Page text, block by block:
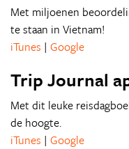
Met miljoenen
te staan in Vietnam!
iTunes | Google
Trip Journal
Met dit leuke
de hoogte.
iTunes | Google